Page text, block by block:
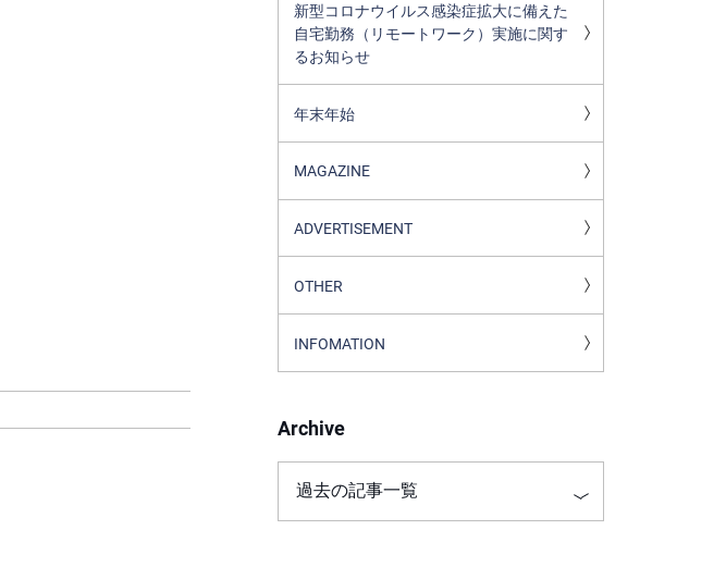
新型コロナウイルス感染症拡大に備えた
自宅勤務（リモートワーク）実施に関す
るお知らせ
年末年始
MAGAZINE
ADVERTISEMENT
OTHER
INFOMATION
Archive